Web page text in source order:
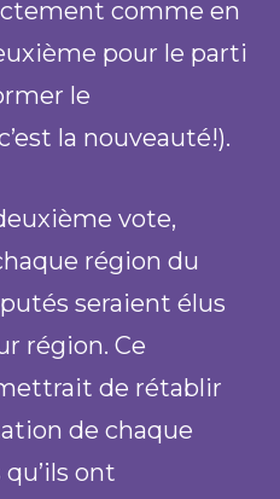
comme en
pour le parti
le
la nouveauté!).
vote,
région du
seraient élus
région. Ce
de rétablir
de chaque
ont